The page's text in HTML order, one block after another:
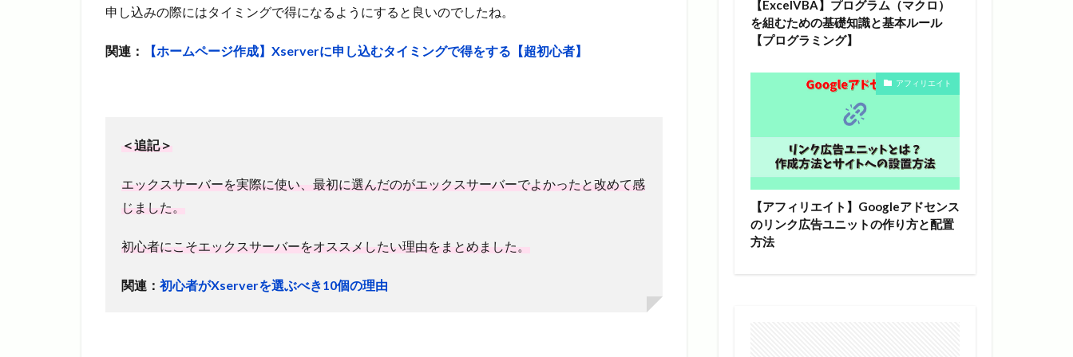
申し込みの際にはタイミングで得になるようにすると良いのでしたね。
関連： 【ホームページ作成】Xserverに申し込むタイミングで得をする【超初心者】
＜追記＞
エックスサーバーを実際に使い、最初に選んだのがエックスサーバーでよかったと改めて感
じました。
初心者にこそエックスサーバーをオススメしたい理由をまとめました。
関連： 初心者がXserverを選ぶべき10個の理由
【ExcelVBA】プログラム（マクロ）
を組むための基礎知識と基本ルール
【プログラミング】
アフィリエイト
【アフィリエイト】Googleアドセンス
のリンク広告ユニットの作り方と配置
方法